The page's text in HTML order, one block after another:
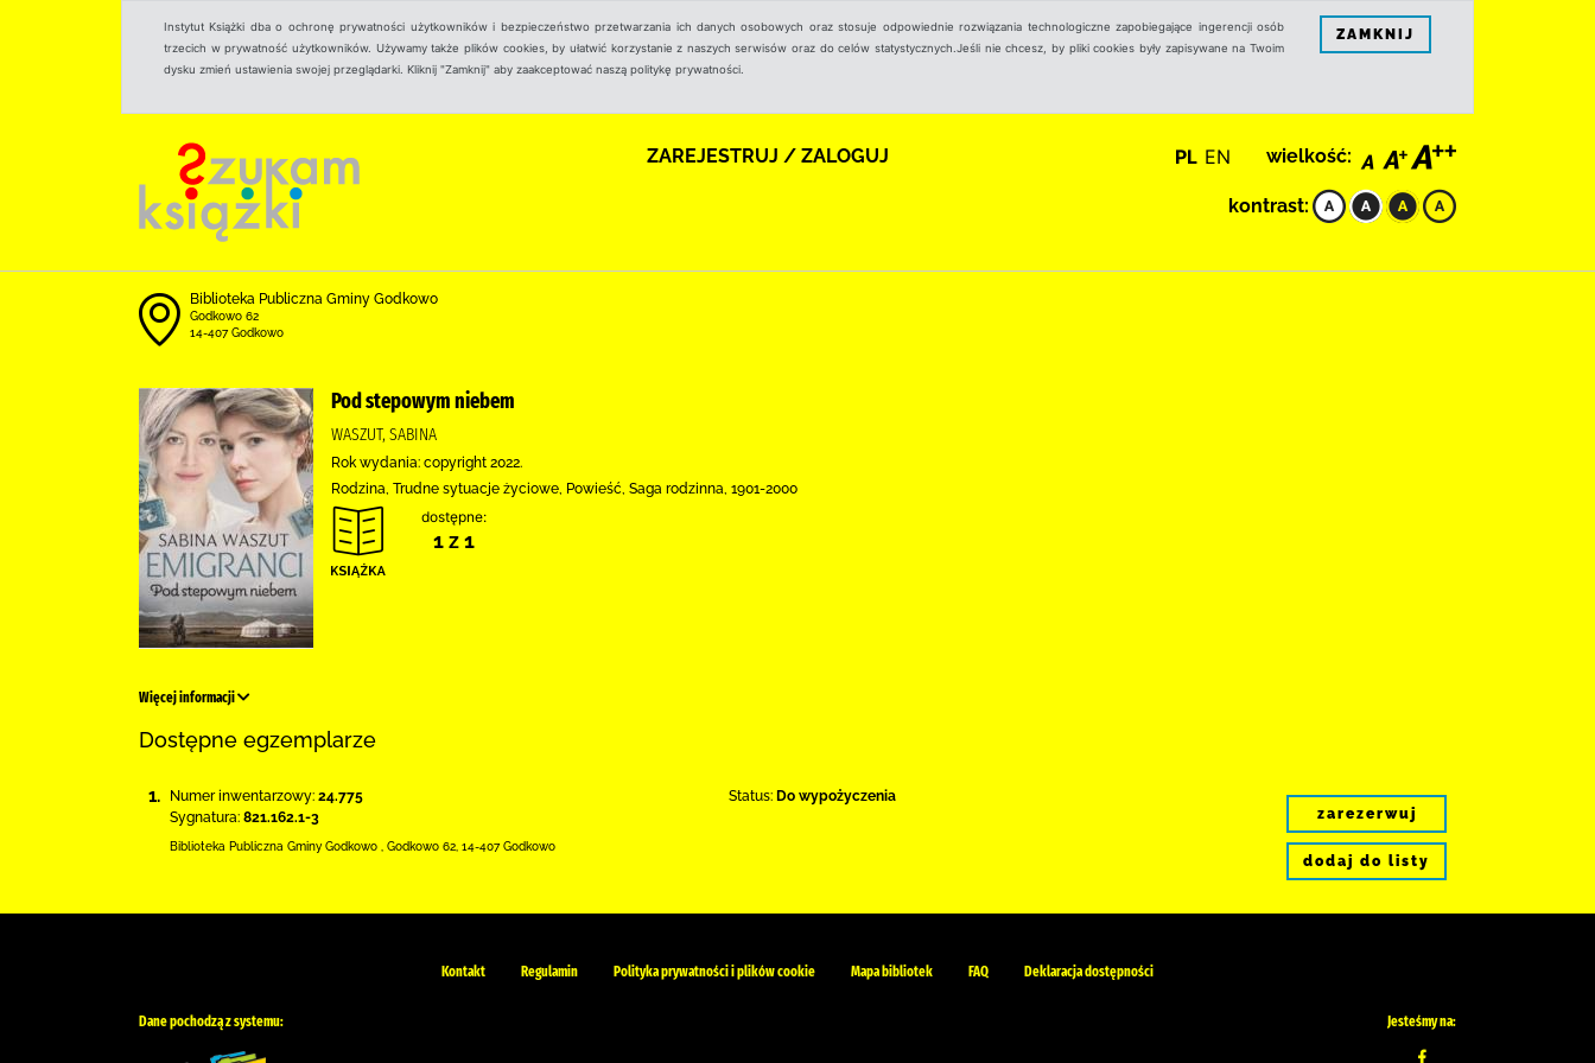
Instytut Książki dba o ochronę prywatności użytkowników i bezpieczeństwo przetwarzania ich danych osobowych oraz stosuje odpowiednie rozwiązania technologiczne zapobiegające ingerencji osób
trzecich w prywatność użytkowników. Używamy także plików cookies, by ułatwić korzystanie z naszych serwisów oraz do celów statystycznych.Jeśli nie chcesz, by pliki cookies były zapisywane na Twoim
dysku zmień ustawienia swojej przeglądarki. Kliknij "Zamknij" aby zaakceptować naszą politykę prywatności.
ZAMKNIJ
ZAREJESTRUJ / ZALOGUJ PL EN wielkość:
kontrast:
Biblioteka Publiczna Gminy Godkowo
Godkowo 62
14-407 Godkowo
Pod stepowym niebem
WASZUT, SABINA
Rok wydania: copyright 2022.
Rodzina, Trudne sytuacje życiowe, Powieść, Saga rodzinna, 1901-2000
dostępne:
1 z 1
Więcej informacji
Dostępne egzemplarze
1. Numer inwentarzowy: 24.775
Sygnatura: 821.162.1-3
Status: Do wypożyczenia
Biblioteka Publiczna Gminy Godkowo Godkowo 62 14-407 Godkowo
zarezerwuj
dodaj do listy
Kontakt Regulamin Polityka prywatności i plików cookie Mapa bibliotek FAQ Deklaracja dostępności
Dane pochodzą z systemu: Jesteśmy na: